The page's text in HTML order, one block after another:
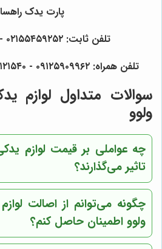
پارت یدک
تلفن ثابت: ۰۲۱۵۵۴۵۹۲۵۲ - ۰۲۱۵۵۴۵۹۲۴۱
تلفن همراه: ۰۹۱۲۵۹۰۹۹۶۲ - ۰۹۱۲۵۱۲۱۵۴۰ - ۰۹۱۲۶۹۳۱۶۶۷
سوالات متداول لوازم
ولوو
چه عواملی بر قیمت لوازم
تاثیر می‌گذارند؟
چگونه می‌توانم از اصالت
ولوو اطمینان حاصل کنم؟